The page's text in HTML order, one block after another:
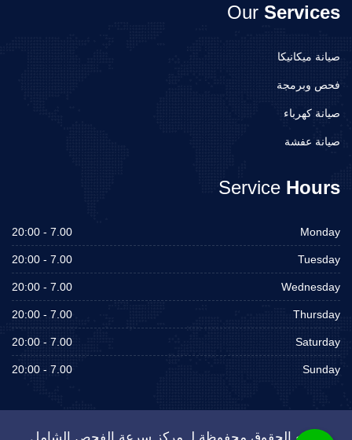
Our Services
صيانة ميكانيكا
فحص وبرمجة
صيانة كهرباء
صيانة عفشة
Service Hours
Monday
7.00 - 20:00
Tuesday
7.00 - 20:00
Wednesday
7.00 - 20:00
Thursday
7.00 - 20:00
Saturday
7.00 - 20:00
Sunday
7.00 - 20:00